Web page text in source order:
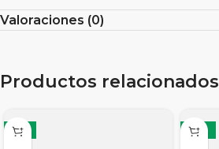
Valoraciones (0)
Productos relacionados
-8% -12%